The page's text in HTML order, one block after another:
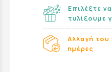
Επιλέξτε
τυλίξουμε
Αλλαγή του
ημέρες